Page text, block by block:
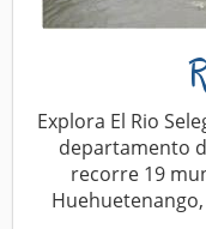
Explora El Rio
departamento
recorre 19